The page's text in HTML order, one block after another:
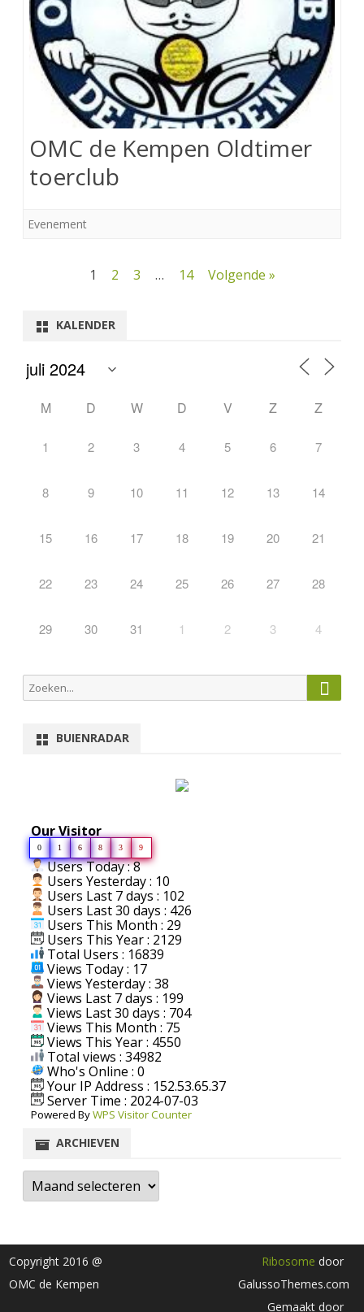
OMC de Kempen Oldtimer
toerclub
Evenement
Berichtnavigatie
1 2 3 … 14 Volgende »
KALENDER
M D W D V Z Z
1 2 3 4 5 6 7
8 9 10 11 12 13 14
15 16 17 18 19 20 21
22 23 24 25 26 27 28
29 30 31 1 2 3 4
Zoeken
naar:
BUIENRADAR
Our Visitor
0 1 6 8 3 9
Users Today : 8
Users Yesterday : 10
Users Last 7 days : 102
Users Last 30 days : 426
Users This Month : 29
Users This Year : 2129
Total Users : 16839
Views Today : 17
Views Yesterday : 38
Views Last 7 days : 199
Views Last 30 days : 704
Views This Month : 75
Views This Year : 4550
Total views : 34982
Who's Online : 0
Your IP Address : 152.53.65.37
Server Time : 2024-07-03
Powered ByWPS Visitor Counter
ARCHIEVEN
Archieven
Copyright 2016 @
OMC de Kempen
Ribosome door
GalussoThemes.com
Gemaakt door